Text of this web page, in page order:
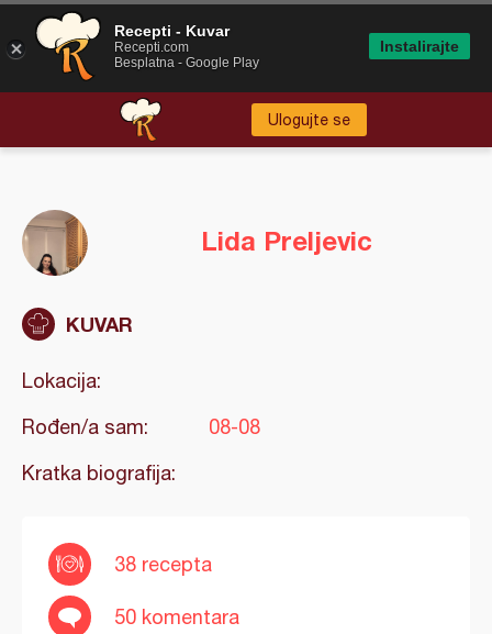
Ulogujte se
Lida Preljevic
KUVAR
Lokacija:
Rođen/a sam:
08-08
Kratka biografija:
38 recepta
50 komentara
Recepti - Kuvar
Recepti.com
Besplatna - Google Play
Instalirajte